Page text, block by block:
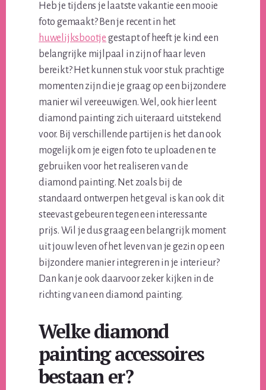
Heb je tijdens je laatste vakantie een mooie
foto gemaakt? Ben je recent in het
huwelijksbootje gestapt of heeft je kind een
belangrijke mijlpaal in zijn of haar leven
bereikt? Het kunnen stuk voor stuk prachtige
momenten zijn die je graag op een bijzondere
manier wil vereeuwigen. Wel, ook hier leent
diamond painting zich uiteraard uitstekend
voor. Bij verschillende partijen is het dan ook
mogelijk om je eigen foto te uploaden en te
gebruiken voor het realiseren van de
diamond painting. Net zoals bij de
standaard ontwerpen het geval is kan ook dit
steevast gebeuren tegen een interessante
prijs. Wil je dus graag een belangrijk moment
uit jouw leven of het leven van je gezin op een
bijzondere manier integreren in je interieur?
Dan kan je ook daarvoor zeker kijken in de
richting van een diamond painting.
Welke diamond
painting accessoires
bestaan er?